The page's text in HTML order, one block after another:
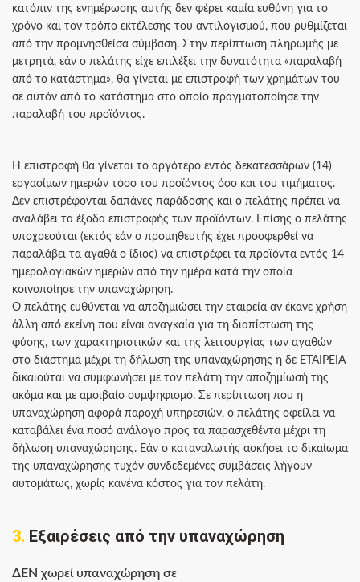
κατόπιν της ενημέρωσης αυτής δεν φέρει καμία ευθύνη για το
χρόνο και τον τρόπο εκτέλεσης του αντιλογισμού, που ρυθμίζεται
από την προμνησθείσα σύμβαση. Στην περίπτωση πληρωμής με
μετρητά, εάν ο πελάτης είχε επιλέξει την δυνατότητα «παραλαβή
από το κατάστημα», θα γίνεται με επιστροφή των χρημάτων του
σε αυτόν από το κατάστημα στο οποίο πραγματοποίησε την
παραλαβή του προϊόντος.
Η επιστροφή θα γίνεται το αργότερο εντός δεκατεσσάρων (14)
εργασίμων ημερών τόσο του προϊόντος όσο και του τιμήματος.
Δεν επιστρέφονται δαπάνες παράδοσης και ο πελάτης πρέπει να
αναλάβει τα έξοδα επιστροφής των προϊόντων. Επίσης ο πελάτης
υποχρεούται (εκτός εάν ο προμηθευτής έχει προσφερθεί να
παραλάβει τα αγαθά ο ίδιος) να επιστρέφει τα προϊόντα εντός 14
ημερολογιακών ημερών από την ημέρα κατά την οποία
κοινοποίησε την υπαναχώρηση.
Ο πελάτης ευθύνεται να αποζημιώσει την εταιρεία αν έκανε χρήση
άλλη από εκείνη που είναι αναγκαία για τη διαπίστωση της
φύσης, των χαρακτηριστικών και της λειτουργίας των αγαθών
στο διάστημα μέχρι τη δήλωση της υπαναχώρησης η δε ΕΤΑΙΡΕΙΑ
δικαιούται να συμφωνήσει με τον πελάτη την αποζημίωσή της
ακόμα και με αμοιβαίο συμψηφισμό. Σε περίπτωση που η
υπαναχώρηση αφορά παροχή υπηρεσιών, ο πελάτης οφείλει να
καταβάλει ένα ποσό ανάλογο προς τα παρασχεθέντα μέχρι τη
δήλωση υπαναχώρησης. Εάν ο καταναλωτής ασκήσει το δικαίωμα
της υπαναχώρησης τυχόν συνδεδεμένες συμβάσεις λήγουν
αυτομάτως, χωρίς κανένα κόστος για τον πελάτη.
3. Εξαιρέσεις από την υπαναχώρηση
ΔΕΝ χωρεί υπαναχώρηση σε